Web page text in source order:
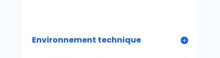
Environnement technique